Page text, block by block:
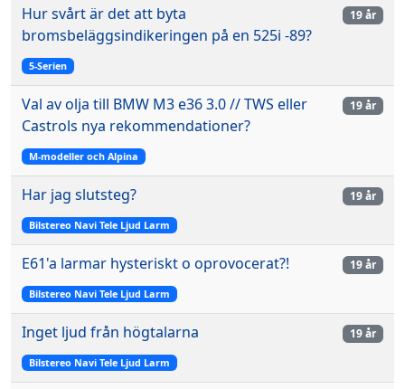
Hur svårt är det att byta
bromsbeläggsindikeringen på en 525i -89?
5-Serien
19 år
Val av olja till BMW M3 e36 3.0 // TWS eller
Castrols nya rekommendationer?
M-modeller och Alpina
19 år
Har jag slutsteg?
Bilstereo Navi Tele Ljud Larm
19 år
E61'a larmar hysteriskt o oprovocerat?!
Bilstereo Navi Tele Ljud Larm
19 år
Inget ljud från högtalarna
Bilstereo Navi Tele Ljud Larm
19 år